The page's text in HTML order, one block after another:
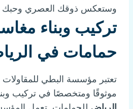
وستعكس ذوقك العصري وحبك
تركيب وبناء
حمامات في
تعتبر مؤسسة البطي للمقاولات
موثوقًا ومتخصصًا في تركيب